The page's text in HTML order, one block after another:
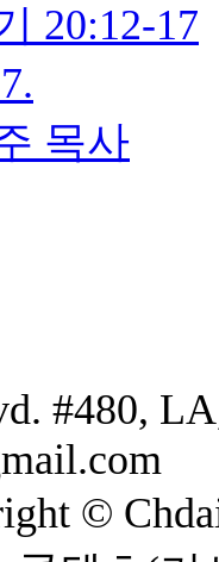
20:12-17
목사
#480,
©